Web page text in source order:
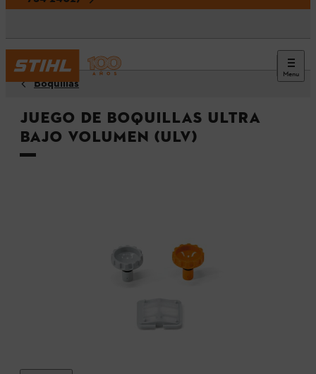
Menu
Boquillas
Juego de boquillas Ultra
Bajo Volumen (ULV)